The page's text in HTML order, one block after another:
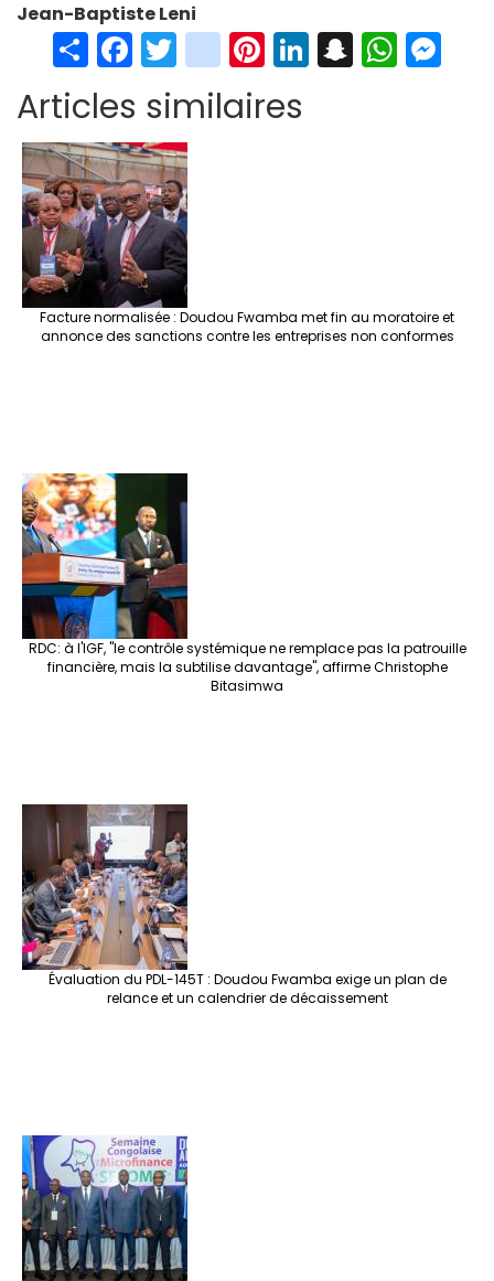
Jean-Baptiste Leni
S
h
ar
e
Fa
ce
b
o
o
k
T
wi
tt
er
in
st
ag
Pi
er
Li S W
Articles similaires
Facture normalisée : Doudou Fwamba met fin au moratoire et
annonce des sanctions contre les entreprises non conformes
RDC: à l'IGF, "le contrôle systémique ne remplace pas la patrouille
financière, mais la subtilise davantage", affirme Christophe
Bitasimwa
Évaluation du PDL-145T : Doudou Fwamba exige un plan de
relance et un calendrier de décaissement